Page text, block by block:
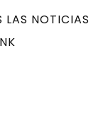
LAS NOTICIAS